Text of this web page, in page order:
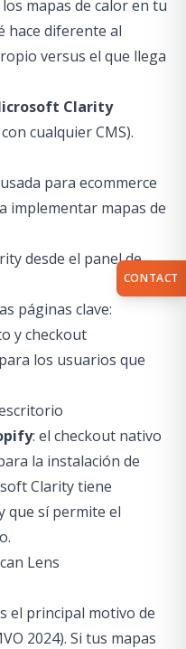
mapas de calor en tu
hace diferente al
versus el que llega
Clarity
cualquier CMS).
para ecommerce
implementar mapas de
desde el panel de
páginas clave:
y checkout
los usuarios que
: el checkout nativo
la instalación de
Clarity tiene
que sí permite el
Lens
el principal motivo de
2024). Si tus mapas
CONTACT